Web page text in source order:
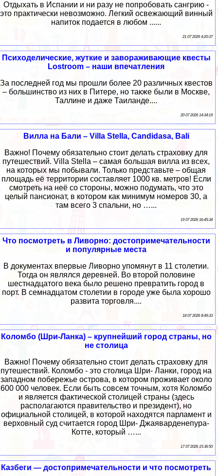
Отдыхать в Испании и ни разу не попробовать сангрию -
это практически невозможно. Легкий освежающий винный
напиток подается в любом ......
21 07 2026 4:20:37
Психоделические, жуткие и завораживающие квесты
Lostroom – наши впечатления
За последней год мы прошли более 20 различных квестов
– большинство из них в Питере, но также были в Москве,
Таллине и даже Таиланде....
20 07 2026 14:34:19
Вилла на Бали – Villa Stella, Candidasa, Bali
Важно! Почему обязательно стоит делать страховку для
путешествий. Villa Stella – самая большая вилла из всех,
на которых мы побывали. Только представьте – общая
площадь её территории составляет 1000 кв. метров! Если
смотреть на неё со стороны, можно подумать, что это
целый пансионат, в котором как минимум номеров 30, а
там всего 3 спальни, но …...
19 07 2026 16:45:34
Что посмотреть в Ливорно: достопримечательности
и популярные места
В документах впервые Ливорно упомянут в 11 столетии.
Тогда он являлся деревней. Во второй половине
шестнадцатого века было решено превратить город в
порт. В семнадцатом столетии в городе уже была хорошо
развита торговля....
18 07 2026 8:49:33
Коломбо (Шри-Ланка) – крупнейший город страны, но
не столица
Важно! Почему обязательно стоит делать страховку для
путешествий. Коломбо - это столица Шри- Ланки, город на
западном побережье острова, в котором проживает около
600 000 человек. Если быть совсем точным, хотя Коломбо
и является фактической столицей страны (здесь
располагаются правительство и президент), но
официальной столицей, в которой находятся парламент и
верховный суд считается город Шри- Джаяварденепура-
Котте, который …...
17 07 2026 15:36:50
Казбеги — достопримечательности и что посмотреть